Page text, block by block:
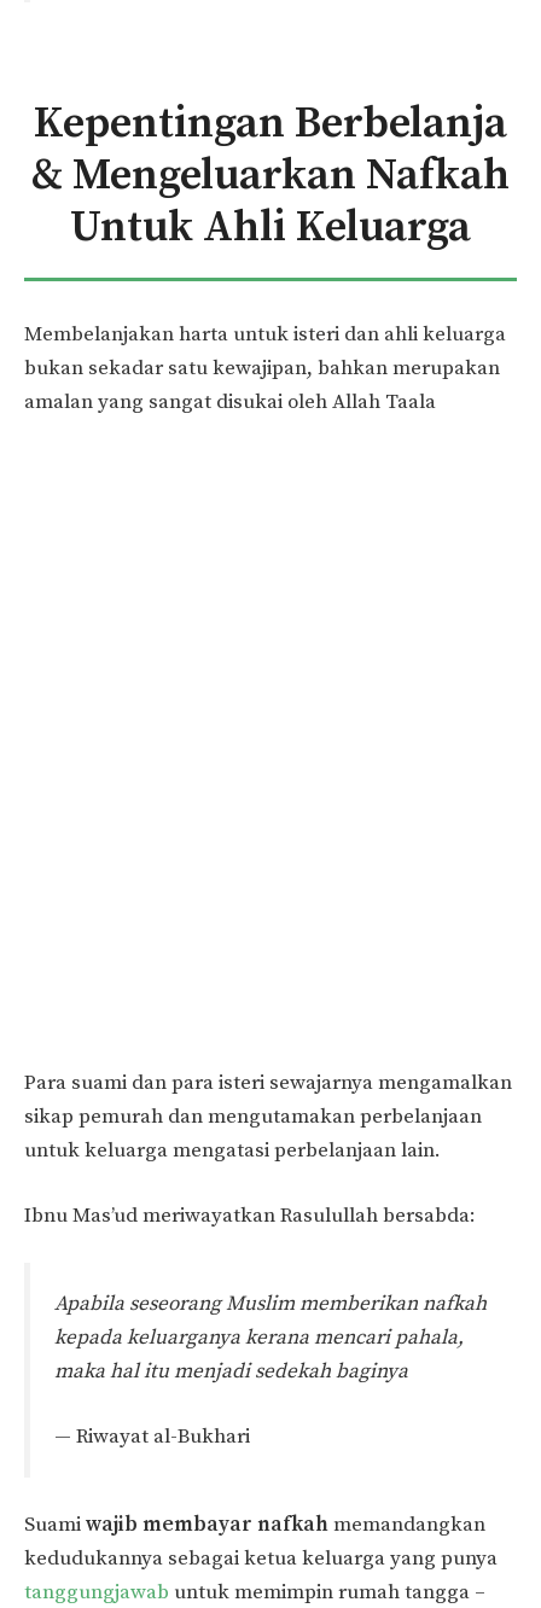
Kepentingan Berbelanja
& Mengeluarkan Nafkah
Untuk Ahli Keluarga
Membelanjakan harta untuk isteri dan ahli keluarga
bukan sekadar satu kewajipan, bahkan merupakan
amalan yang sangat disukai oleh Allah Taala
Para suami dan para isteri sewajarnya mengamalkan
sikap pemurah dan mengutamakan perbelanjaan
untuk keluarga mengatasi perbelanjaan lain.
Ibnu Mas’ud meriwayatkan Rasulullah bersabda:
Apabila seseorang Muslim memberikan nafkah
kepada keluarganya kerana mencari pahala,
maka hal itu menjadi sedekah baginya
— Riwayat al-Bukhari
Suamiwajib membayar nafkahmemandangkan
kedudukannya sebagai ketua keluarga yang punya
tanggungjawab untuk memimpin rumah tangga –